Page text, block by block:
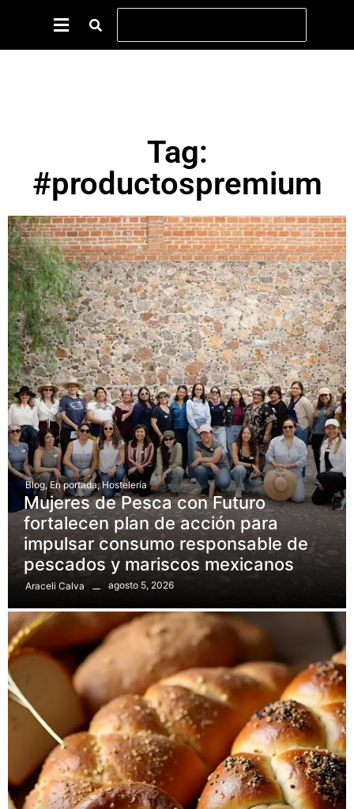
Tag:
#productospremium
Blog, En portada, Hostelería
Mujeres de Pesca con Futuro
fortalecen plan de acción para
impulsar consumo responsable de
pescados y mariscos mexicanos
Araceli Calva agosto 5, 2026